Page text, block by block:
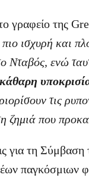
γραφείο της
ισχυρή και
Νταβός, ενώ
τις
ζημιά που
για τη
παγκόσμιων